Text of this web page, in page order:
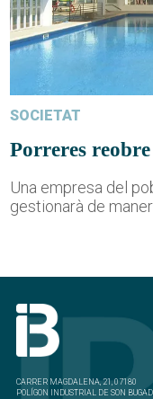
SOCIETAT
Porreres
Una empresa del
gestionarà de
CARRER MAGDALENA, 21, 07180
POLÍGON INDUSTRIAL DE SON